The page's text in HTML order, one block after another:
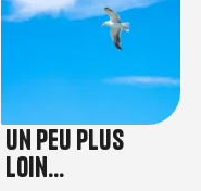
Un peu plus
loin...